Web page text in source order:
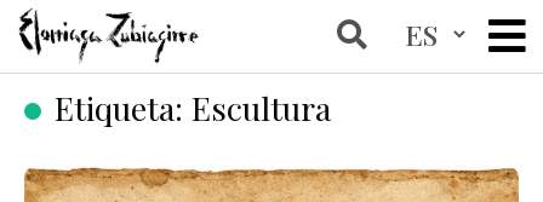
Etiqueta: Escultura